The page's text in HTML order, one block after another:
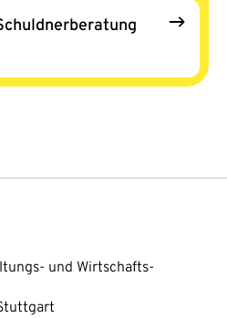
und Wirtschafts-